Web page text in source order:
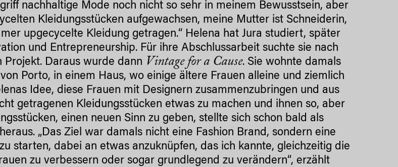
nachhaltige Mode noch nicht so sehr in meinem Bewusstsein, aber
Kleidungsstücken aufgewachsen, meine Mutter ist Schneiderin,
upgecycelte Kleidung getragen.“ Helena hat Jura studiert, später
und Entrepreneurship. Für ihre Abschlussarbeit suchte sie nach
Projekt. Daraus wurde dann Vintage for a Cause. Sie wohnte damals
Porto, in einem Haus, wo einige ältere Frauen alleine und ziemlich
Idee, diese Frauen mit Designern zusammenzubringen und aus
getragenen Kleidungsstücken etwas zu machen und ihnen so, aber
einen neuen Sinn zu geben, stellte sich schon bald als
„Das Ziel war damals nicht eine Fashion Brand, sondern eine
starten, dabei an etwas anzuknüpfen, das ich kannte, gleichzeitig die
zu verbessern oder sogar grundlegend zu verändern“, erzählt